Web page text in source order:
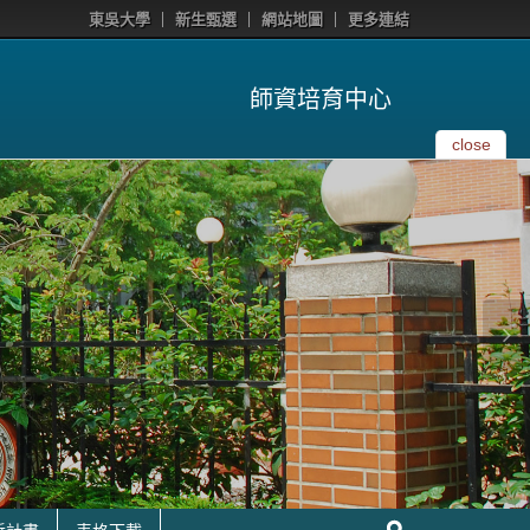
東吳大學 新生甄選 網站地圖 更多連結
師資培育中心
close